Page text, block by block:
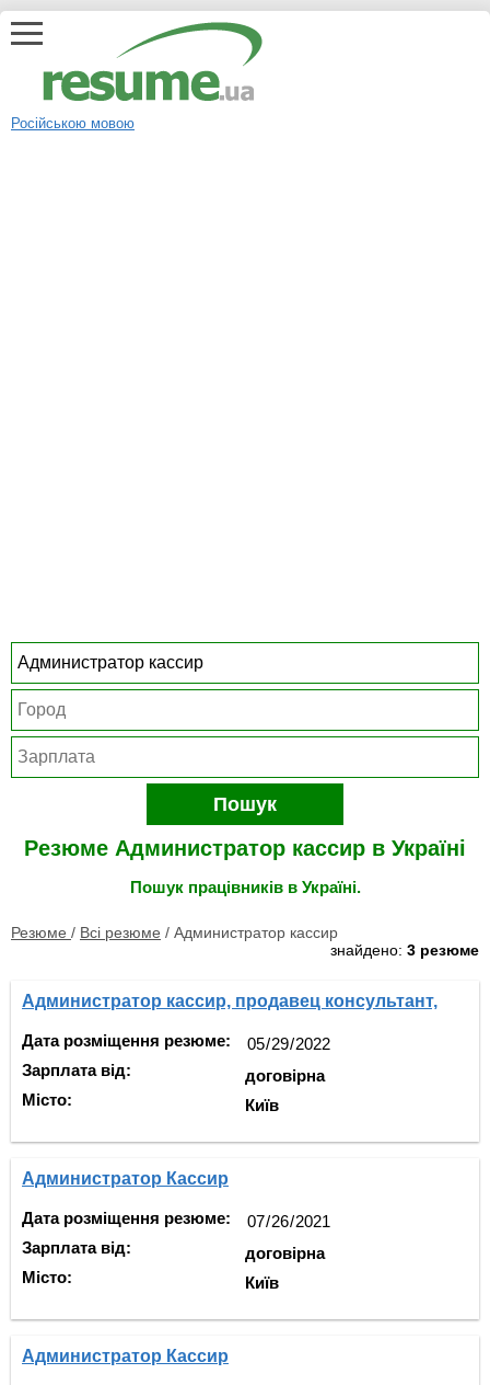
Російською мовою
Пошук
Резюме Администратор кассир в Україні
Пошук працівників в Україні.
Резюме / Всі резюме / Администратор кассир
знайдено: 3 резюме
Администратор кассир, продавец консультант,
Дата розміщення резюме:
Зарплата від:
Місто:
договірна
Київ
Администратор Кассир
Дата розміщення резюме:
Зарплата від:
Місто:
договірна
Київ
Администратор Кассир